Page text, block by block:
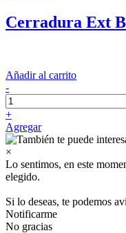
Cerradura Ext
Añadir al carrito
-
+
Agregar
×
Lo sentimos, en este
elegido.
Si lo deseas, te podemos
Notificarme
No gracias